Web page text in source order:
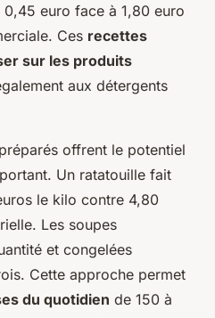
euro face à 1,80 euro
Ces recettes
sur les produits
aux détergents
offrent le potentiel
Un ratatouille fait
le kilo contre 4,80
Les soupes
et congelées
Cette approche permet
du quotidien de 150 à